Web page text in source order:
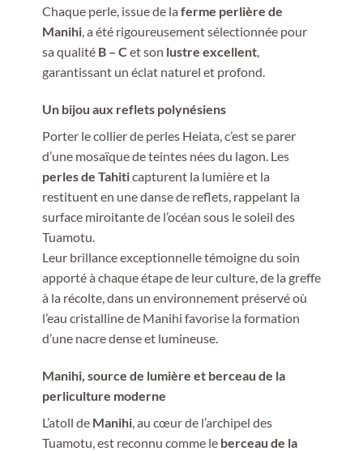
Chaque perle, issue de la ferme perlière de
Manihi, a été rigoureusement sélectionnée pour
sa qualité B – C et son lustre excellent,
garantissant un éclat naturel et profond.
Un bijou aux reflets polynésiens
Porter le collier de perles Heiata, c’est se parer
d’une mosaïque de teintes nées du lagon. Les
perles de Tahiticapturent la lumière et la
restituent en une danse de reflets, rappelant la
surface miroitante de l’océan sous le soleil des
Tuamotu.
Leur brillance exceptionnelle témoigne du soin
apporté à chaque étape de leur culture, de la greffe
à la récolte, dans un environnement préservé où
l’eau cristalline de Manihi favorise la formation
d’une nacre dense et lumineuse.
Manihi, source de lumière et berceau de la
perliculture moderne
L’atoll de Manihi, au cœur de l’archipel des
Tuamotu, est reconnu comme le berceau de la